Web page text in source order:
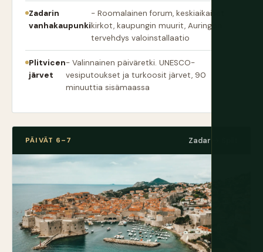
Zadarin
vanhakaupunki
- Roomalainen forum, keskiaikaiset
kirkot, kaupungin muurit, Auringon
tervehdys valoinstallaatio
Plitvicen
järvet
- Valinnainen päiväretki. UNESCO-
vesiputoukset ja turkoosit järvet, 90
minuuttia sisämaassa
PÄIVÄT 6–7 Zadar → Split